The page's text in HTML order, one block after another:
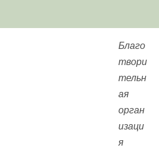
Благо
твори
тельн
ая
орган
изаци
я